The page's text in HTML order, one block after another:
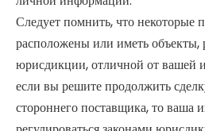
Следует помнить, что некоторые
расположены или иметь объекты,
юрисдикции, отличной от вашей
если вы решите продолжить
стороннего поставщика, то ваша